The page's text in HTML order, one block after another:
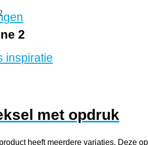
inspiratie
2
met opdruk
heeft meerdere variaties. Deze